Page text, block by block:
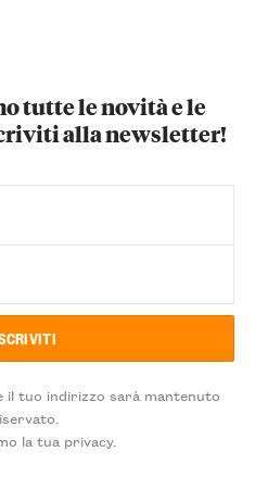
tutte le novità e le
alla newsletter!
il tuo indirizzo sarà mantenuto
la tua privacy.